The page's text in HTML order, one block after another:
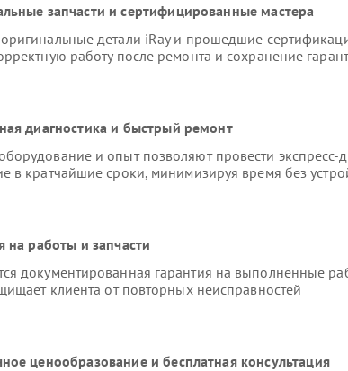
запчасти и сертифицированные мастера
детали iRay и прошедшие
работу после ремонта и сохранение
диагностика и быстрый ремонт
и опыт позволяют провести экспресс-
в кратчайшие сроки, минимизируя время без
на работы и запчасти
документированная гарантия на выполненные
клиента от повторных неисправностей
ценообразование и бесплатная консультация